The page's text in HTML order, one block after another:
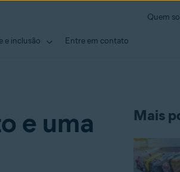
Quem
e inclusão Entre em contato
e uma
Mais